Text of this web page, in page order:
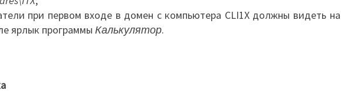
при первом входе в домен с компьютера CLI1X должны видеть на
ярлык программы Калькулятор.